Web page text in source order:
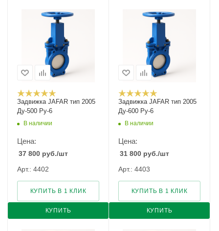
Задвижка JAFAR тип 2005
Ду-500 Ру-6
В наличии
Цена:
37 800 руб./шт
Арт.: 4402
КУПИТЬ
КУПИТЬ В 1 КЛИК
Задвижка JAFAR тип 2005
Ду-600 Ру-6
В наличии
Цена:
31 800 руб./шт
Арт.: 4403
КУПИТЬ
КУПИТЬ В 1 КЛИК